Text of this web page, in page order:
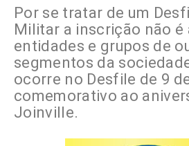
Por se tratar de um
Militar a inscrição não é
entidades e grupos de
segmentos da
ocorre no Desfile de 9
comemorativo ao
Joinville.